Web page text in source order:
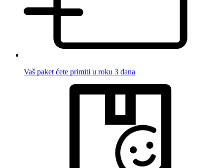
Vaš paket ćete primiti u roku 3 dana